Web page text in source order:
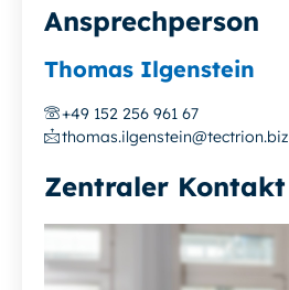
Ansprechperson
Thomas Ilgenstein
+49 152 256 961 67
thomas.ilgenstein@tectrion.biz
Zentraler Kontakt